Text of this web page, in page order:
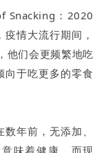
Snacking：2020
情大流行期间，
他们会更频繁地吃
于吃更多的零食
年前，无添加、